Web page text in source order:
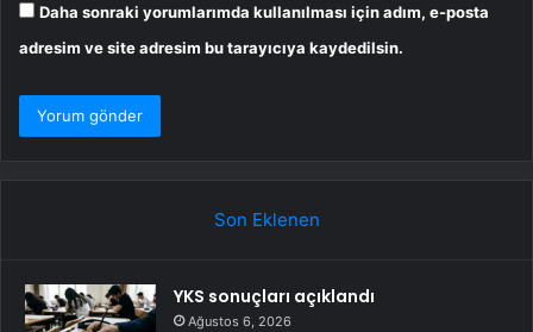
Daha sonraki yorumlarımda kullanılması için adım, e-posta
adresim ve site adresim bu tarayıcıya kaydedilsin.
Son Eklenen
YKS sonuçları açıklandı
Ağustos 6, 2026